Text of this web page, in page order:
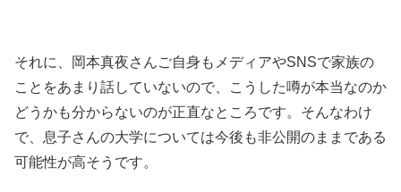
それに、岡本真夜さんご自身もメディアやSNSで家族の
ことをあまり話していないので、こうした噂が本当なのか
どうかも分からないのが正直なところです。そんなわけ
で、息子さんの大学については今後も非公開のままである
可能性が高そうです。